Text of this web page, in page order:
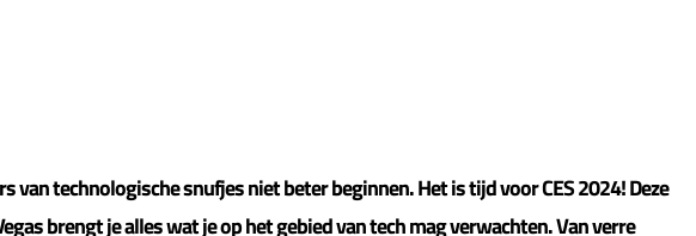
van technologische snufjes niet beter beginnen. Het is tijd voor CES 2024! Deze
brengt je alles wat je op het gebied van tech mag verwachten. Van verre